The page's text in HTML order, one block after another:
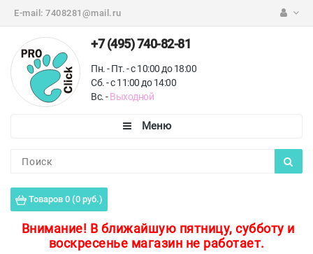
E-mail: 7408281@mail.ru
+7 (495) 740-82-81
Пн. - Пт. - с 10:00 до 18:00
Сб. - с 11:00 до 14:00
Вс. -Выходной
Товаров 0 (0 руб.)
Внимание! В ближайшую пятницу, субботу и
воскресенье магазин не работает.
Пороги для пола
Защитные уголки